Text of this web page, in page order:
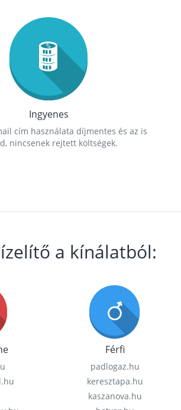
Ingyenes
cím használata díjmentes és az is
nincsenek rejtett költségek.
ízelítő a kínálatból:
Férfi
padlogaz.hu
keresztapa.hu
kaszanova.hu